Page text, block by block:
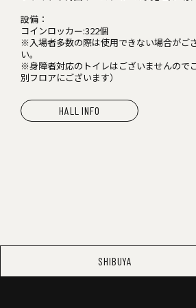
設備：
コインロッカー:322個
※入場者多数の際は使用できない場合がご
い。
※身障者対応のトイレはございませんので
別フロアにございます）
HALL INFO
SHIBUYA